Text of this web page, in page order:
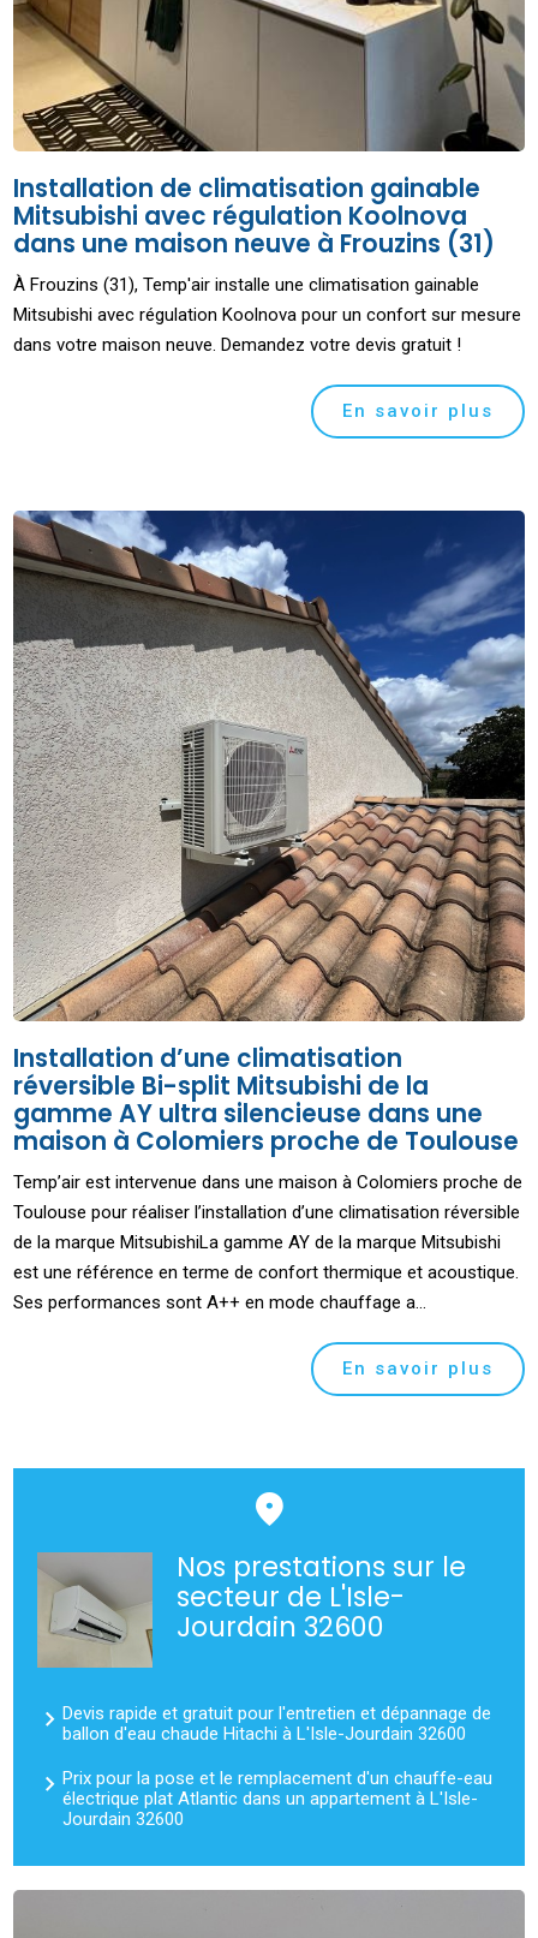
Installation de climatisation gainable
Mitsubishi avec régulation Koolnova
dans une maison neuve à Frouzins (31)
À Frouzins (31), Temp'air installe une climatisation gainable
Mitsubishi avec régulation Koolnova pour un confort sur mesure
dans votre maison neuve. Demandez votre devis gratuit !
En savoir plus
Installation d’une climatisation
réversible Bi-split Mitsubishi de la
gamme AY ultra silencieuse dans une
maison à Colomiers proche de Toulouse
Temp’air est intervenue dans une maison à Colomiers proche de
Toulouse pour réaliser l’installation d’une climatisation réversible
de la marque MitsubishiLa gamme AY de la marque Mitsubishi
est une référence en terme de confort thermique et acoustique.
Ses performances sont A++ en mode chauffage a...
En savoir plus
Nos prestations sur le
secteur de L'Isle-
Jourdain 32600
Devis rapide et gratuit pour l'entretien et dépannage de
ballon d'eau chaude Hitachi à L'Isle-Jourdain 32600
Prix pour la pose et le remplacement d'un chauffe-eau
électrique plat Atlantic dans un appartement à L'Isle-
Jourdain 32600